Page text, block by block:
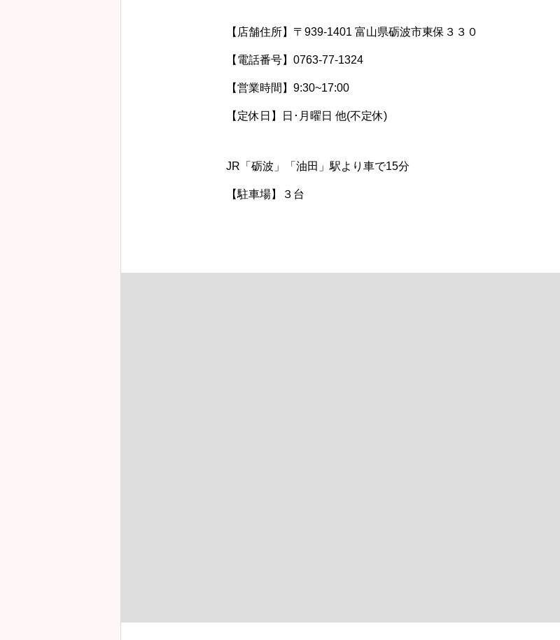
【店舗住所】〒939-1401 富山県砺波市東保３３０
【電話番号】0763-77-1324
【営業時間】9:30~17:00
【定休日】日･月曜日 他(不定休)
JR「砺波」「油田」駅より車で15分
【駐車場】３台